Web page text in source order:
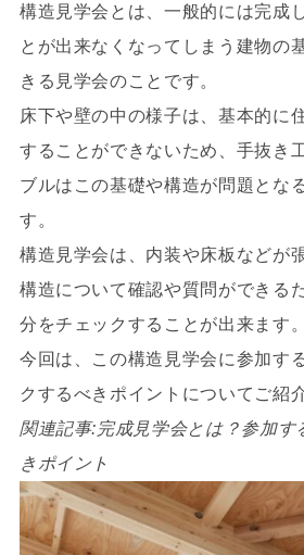
構造見学会とは、一般的には完成
とが出来なくなってしまう建物の
きる見学会のことです。
床下や壁の中の様子は、基本的に
することができないため、手抜き
ブルはこの基礎や構造が問題とな
す。
構造見学会は、内装や床板などが
構造について確認や質問ができる
分をチェックすることが出来ます。
今回は、この構造見学会に参加す
クするべきポイントについてご紹
関連記事:完成見学会とは？参加す
きポイント